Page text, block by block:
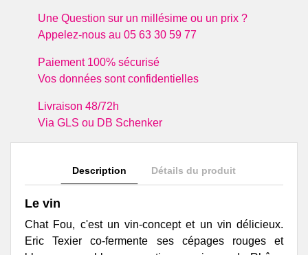
Une Question sur un millésime ou un prix ?
Appelez-nous au 05 63 30 59 77
Paiement 100% sécurisé
Vos données sont confidentielles
Livraison 48/72h
Via GLS ou DB Schenker
Description Détails du produit
Le vin
Chat Fou, c'est un vin-concept et un vin délicieux.
Eric Texier co-fermente ses cépages rouges et